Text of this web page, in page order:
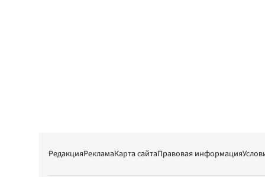
РедакцияРекламаКарта сайтаПравовая информация